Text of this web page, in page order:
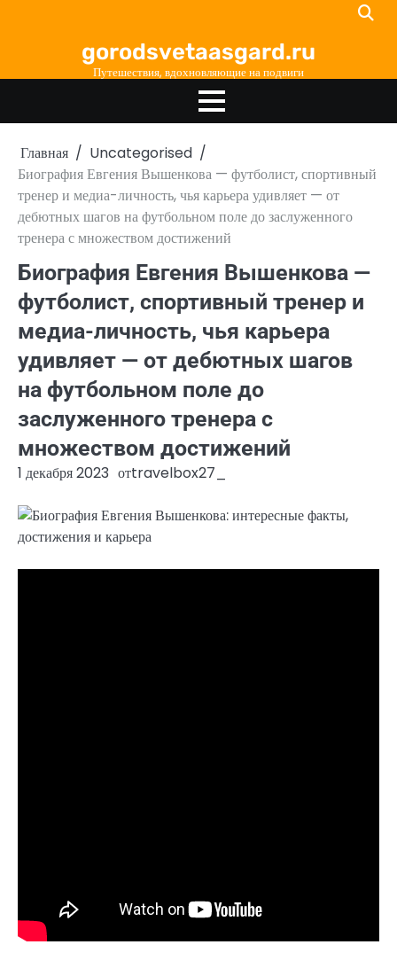
gorodsvetaasgard.ru
Путешествия, вдохновляющие на подвиги
Главная
Uncategorised
Биография Евгения Вышенкова — футболист, спортивный
тренер и медиа-личность, чья карьера удивляет — от
дебютных шагов на футбольном поле до заслуженного
тренера с множеством достижений
Биография Евгения Вышенкова —
футболист, спортивный тренер и
медиа-личность, чья карьера
удивляет — от дебютных шагов
на футбольном поле до
заслуженного тренера с
множеством достижений
1 декабря 2023 отtravelbox27_